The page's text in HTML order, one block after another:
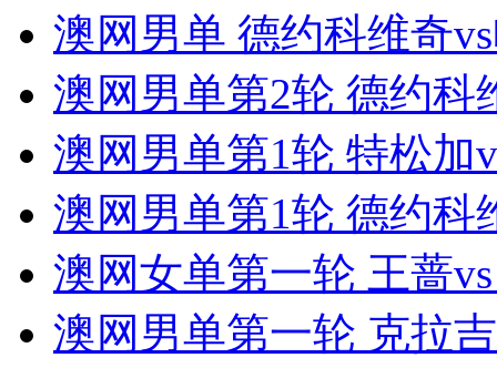
澳网男单 德约科维奇
澳网男单第2轮 德约科
澳网男单第1轮 特松加
澳网男单第1轮 德约科
澳网女单第一轮 王蔷
澳网男单第一轮 克拉